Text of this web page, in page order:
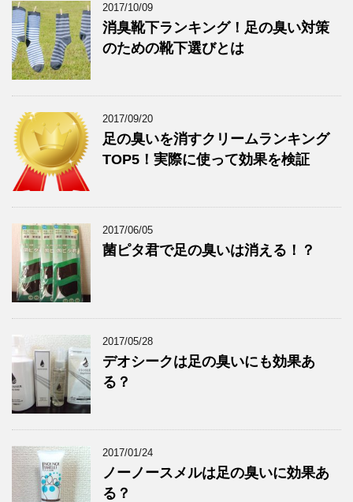
2017/10/09
消臭靴下ランキング！足の臭い対策
のための靴下選びとは
2017/09/20
足の臭いを消すクリームランキング
TOP5！実際に使って効果を検証
2017/06/05
菌ピタ君で足の臭いは消える！？
2017/05/28
デオシークは足の臭いにも効果あ
る？
2017/01/24
ノーノースメルは足の臭いに効果あ
る？